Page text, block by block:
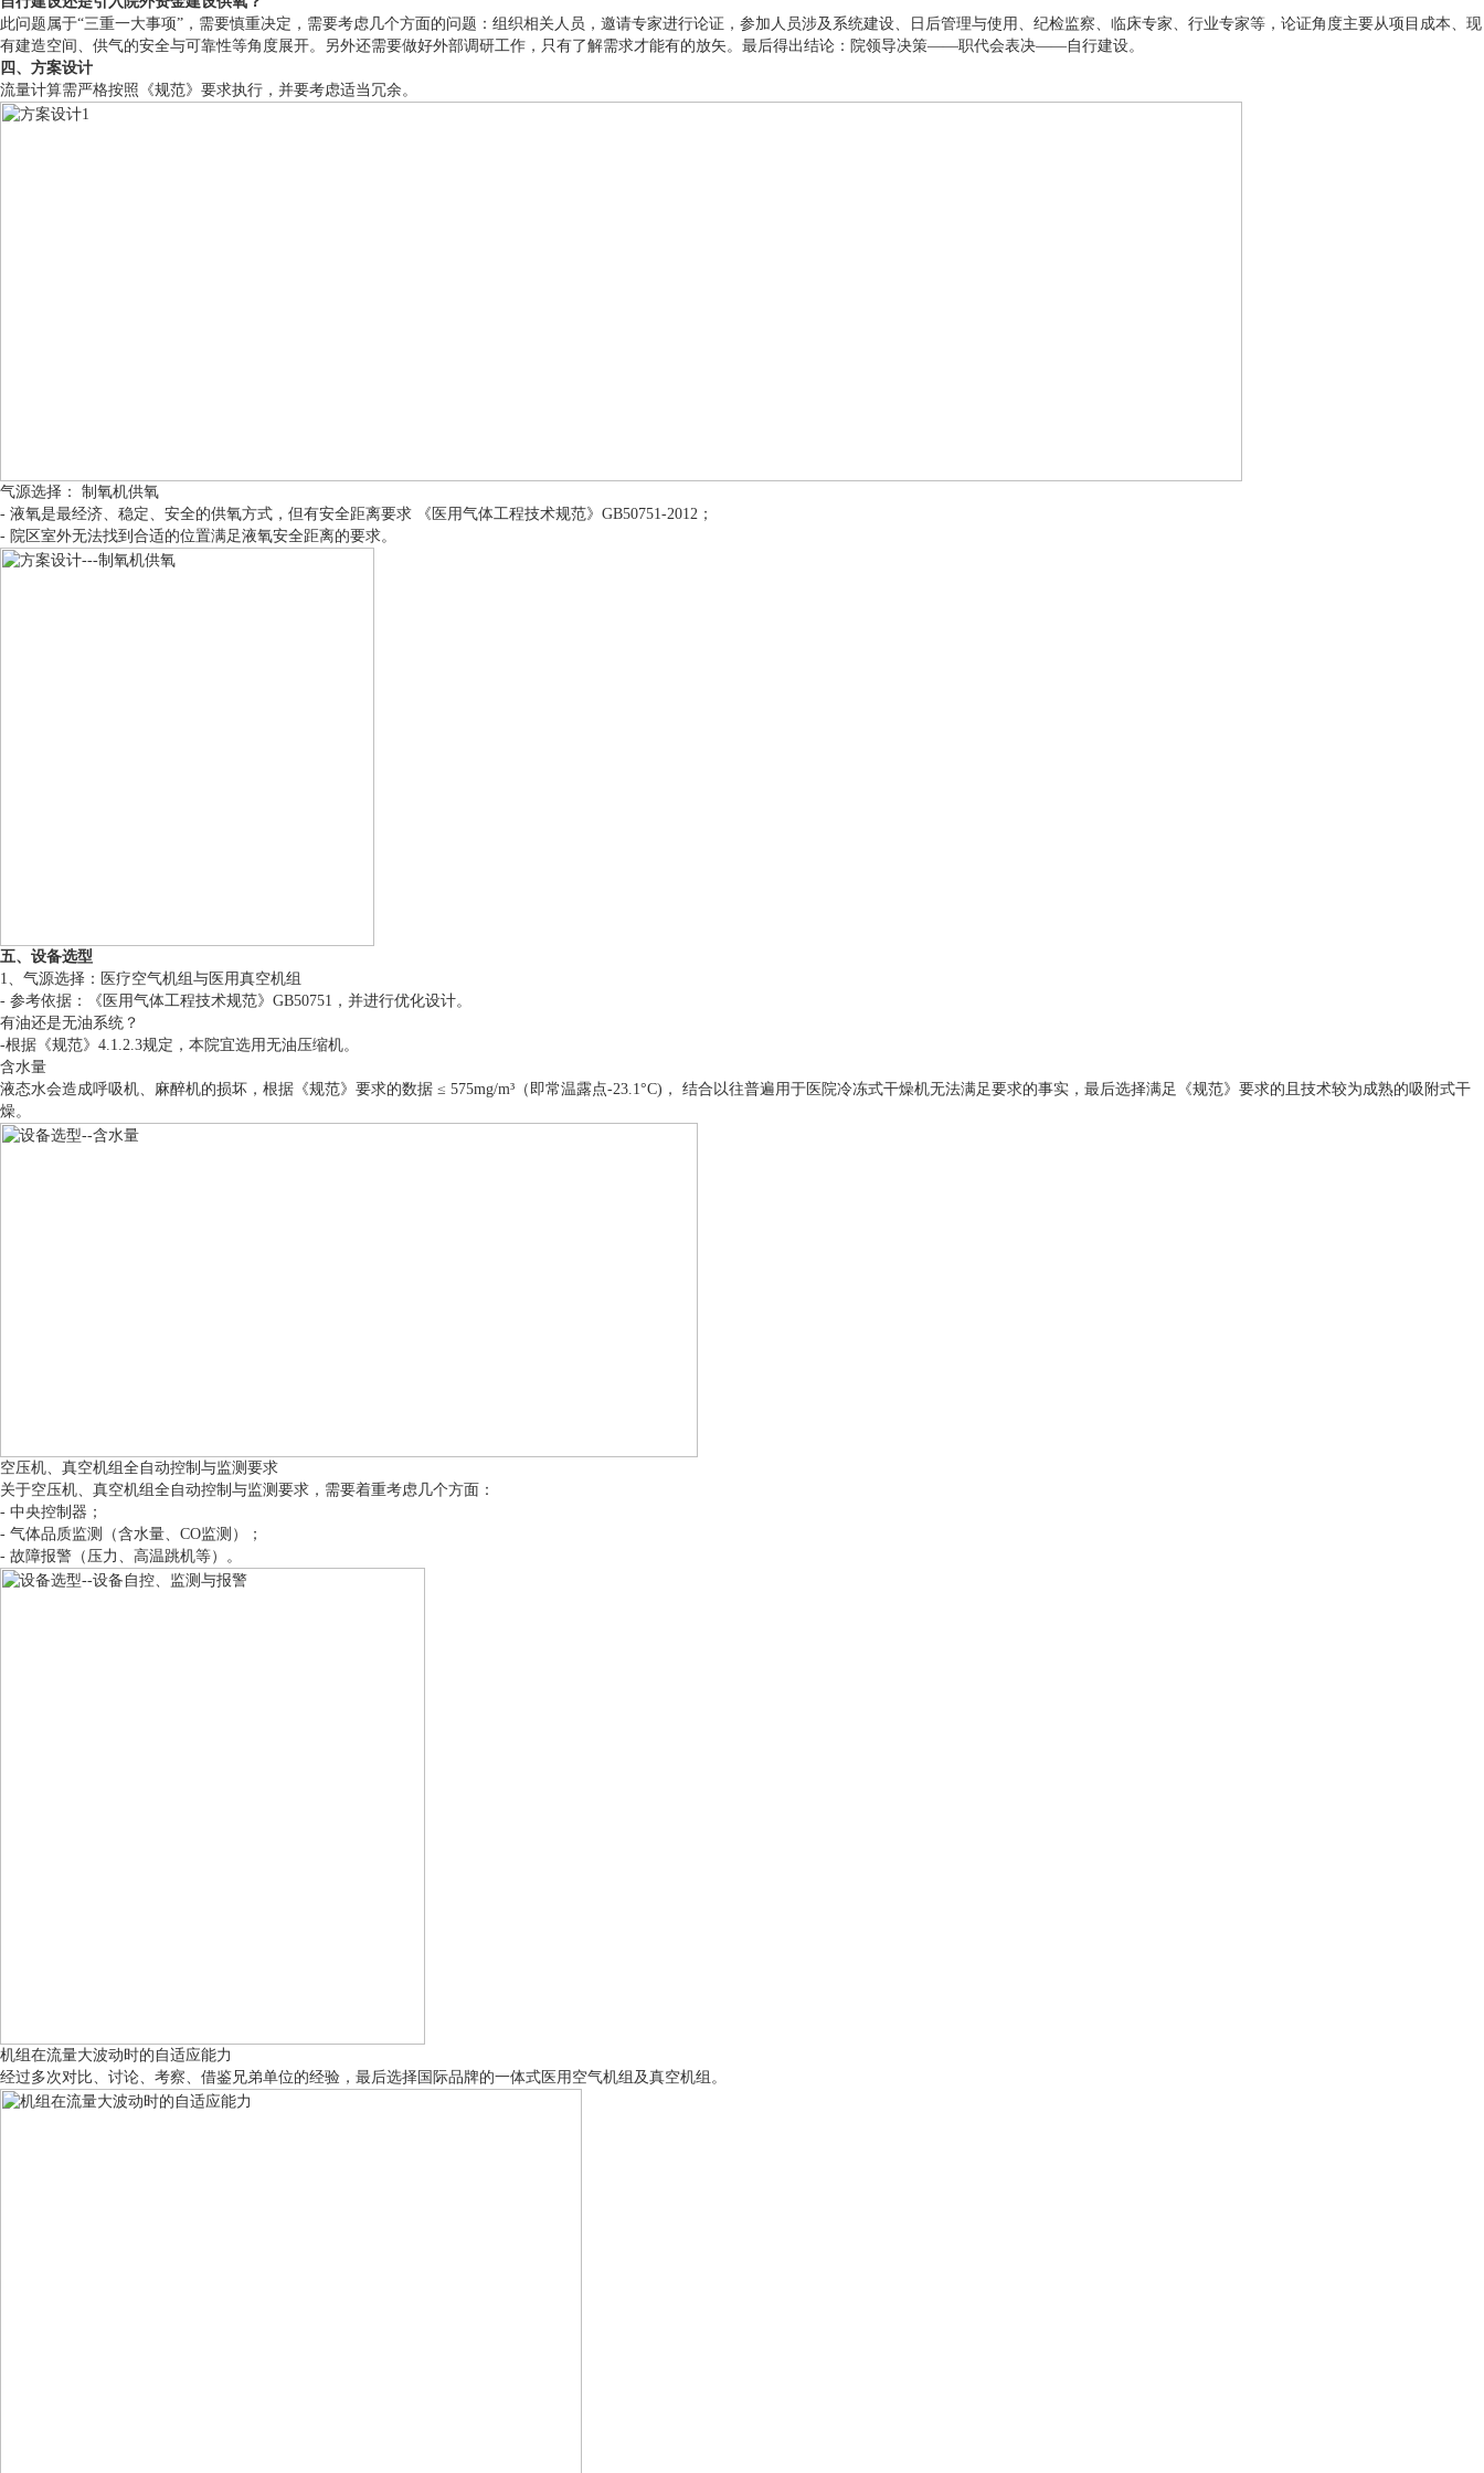
此问题属于“三重一大事项”，需要慎重决定，需要考虑几个方面的问题：组织相关人员，邀请专家进行论证，参加人员涉及系统建设、日后管理与使用、纪检监察、临床专家、行业专家等，论证角度主要从项目成本、现
有建造空间、供气的安全与可靠性等角度展开。另外还需要做好外部调研工作，只有了解需求才能有的放矢。最后得出结论：院领导决策——职代会表决——自行建设。
四、方案设计
流量计算需严格按照《规范》要求执行，并要考虑适当冗余。
气源选择： 制氧机供氧
- 液氧是最经济、稳定、安全的供氧方式，但有安全距离要求 《医用气体工程技术规范》GB50751-2012；
- 院区室外无法找到合适的位置满足液氧安全距离的要求。
五、设备选型
1、气源选择：医疗空气机组与医用真空机组
- 参考依据：《医用气体工程技术规范》GB50751，并进行优化设计。
有油还是无油系统？
-根据《规范》4.1.2.3规定，本院宜选用无油压缩机。
含水量
液态水会造成呼吸机、麻醉机的损坏，根据《规范》要求的数据 ≤ 575mg/m³（即常温露点-23.1°C)， 结合以往普遍用于医院冷冻式干燥机无法满足要求的事实，最后选择满足《规范》要求的且技术较为成熟的吸附式干
燥。
空压机、真空机组全自动控制与监测要求
关于空压机、真空机组全自动控制与监测要求，需要着重考虑几个方面：
- 中央控制器；
- 气体品质监测（含水量、CO监测）；
- 故障报警（压力、高温跳机等）。
机组在流量大波动时的自适应能力
经过多次对比、讨论、考察、借鉴兄弟单位的经验，最后选择国际品牌的一体式医用空气机组及真空机组。